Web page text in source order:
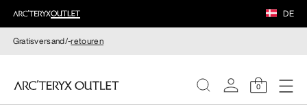
DE
Gratisversand/-retouren
0